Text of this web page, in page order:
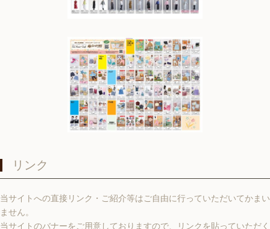
リンク
当サイトへの直接リンク・ご紹介等はご自由に行っていただいてかまい
ません。
当サイトのバナーをご用意しておりますので、リンクを貼っていただく